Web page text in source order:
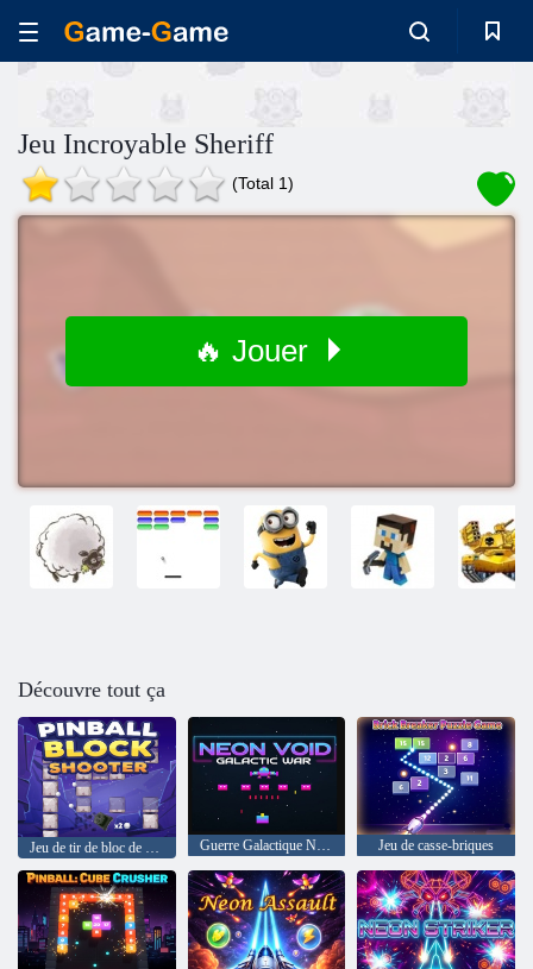
Jeu Incroyable Sheriff
(Total 1)
🔥 Jouer
Découvre tout ça
Jeu de tir de bloc de flipper Guerre Galactique Néon Vide Jeu de casse-briques